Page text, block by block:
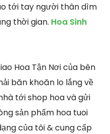
tới tay người thân dìm
thời gian. Hoa Sinh
Hoa Tận Nơi của bên
băn khoăn lo lắng về
tới shop hoa và gửi
sản phẩm hoa tuoi
của tôi & cung cấp